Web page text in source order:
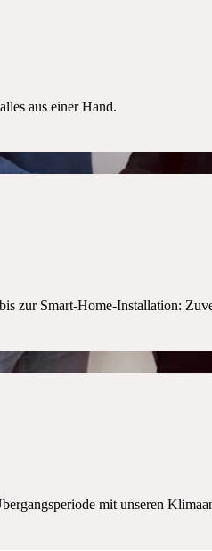
aus einer Hand.
zur Smart-Home-Installation:
mit unseren